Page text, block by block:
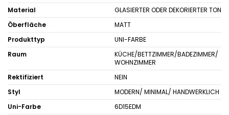
Material
GLASIERTER ODER DEKORIERTER TON
Öberfläche
MATT
Produkttyp
UNI-FARBE
Raum
KÜCHE/BETTZIMMER/BADEZIMMER/
WOHNZIMMER
Rektifiziert
NEIN
Styl
MODERN/ MINIMAL/ HANDWERKLICH
Uni-Farbe
6D15EDM